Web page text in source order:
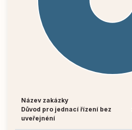
Název zakázky
Důvod pro jednací řízení bez
uveřejnéní